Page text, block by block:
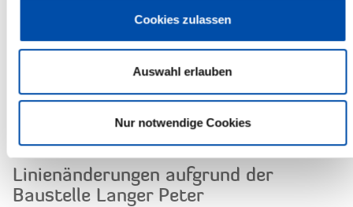
Cookies zulassen
Auswahl erlauben
Nur notwendige Cookies
möchtest es lernen? Dann ist der Mal-
Workshop "Auf den Spuren von Friedel
Anderson" für Kinder ab 7 Jahren am
26....
Linienänderungen aufgrund der
Baustelle Langer Peter